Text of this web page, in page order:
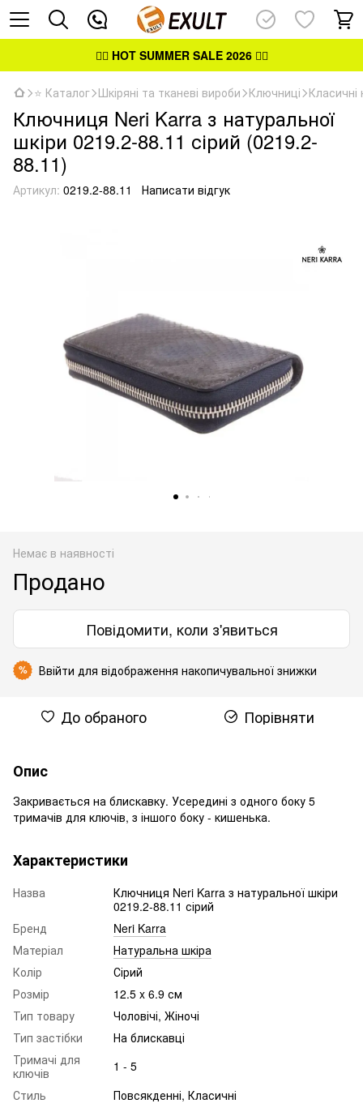
👉🏻 HOT SUMMER SALE 2026👈🏻
⭐ Каталог Шкіряні та тканеві вироби Ключниці Класичні
Ключниця Neri Karra з натуральної
шкіри 0219.2-88.11 сірий (0219.2-
88.11)
Артикул: 0219.2-88.11 Написати відгук
Немає в наявності
Продано
Повідомити, коли з'явиться
% Ввійти для відображення накопичувальної знижки
До обраного Порівняти
Опис
Закривається на блискавку. Усередині з одного боку 5
тримачів для ключів, з іншого боку - кишенька.
Характеристики
Назва
Ключниця Neri Karra з натуральної шкіри
0219.2-88.11 сірий
Бренд
Neri Karra
Матеріал
Натуральна шкіра
Колір
Сірий
Розмір
12.5 x 6.9 см
Тип товару
Чоловічі, Жіночі
Тип застібки
На блискавці
Тримачі для
ключів
1 - 5
Стиль
Повсякденні, Класичні